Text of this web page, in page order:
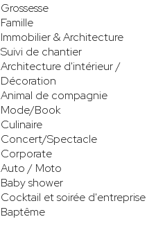
Grossesse
Famille
Immobilier & Architecture
Suivi de chantier
Architecture d'intérieur /
Décoration
Animal de compagnie
Mode/Book
Culinaire
Concert/Spectacle
Corporate
Auto / Moto
Baby shower
Cocktail et soirée d'entreprise
Baptême